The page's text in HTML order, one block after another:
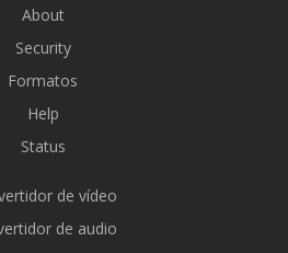
About
Security
Formatos
Help
Status
de vídeo
de audio